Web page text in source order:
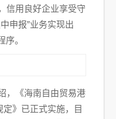
信用良好企业享受守
申报”业务实现出
。
，《海南自由贸易港
定》已正式实施，目